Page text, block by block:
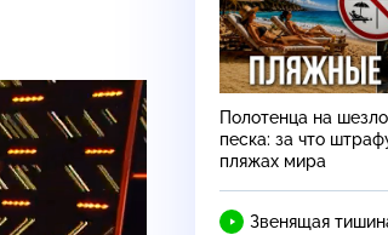
Полотенца на
песка: за что
пляжах мира
Звенящая